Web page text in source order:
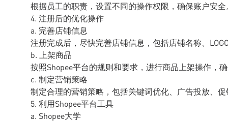
根据员工的职责，设置不同的操作权限，确保账户安全
4. 注册后的优化操作
a. 完善店铺信息
注册完成后，尽快完善店铺信息，包括店铺名称、
b. 上架商品
按照Shopee平台的规则和要求，进行商品上架操作，
c. 制定营销策略
制定合理的营销策略，包括关键词优化、广告投放、
5. 利用Shopee平台工具
a. Shopee大学